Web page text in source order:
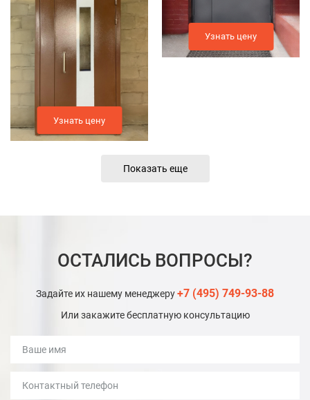
Узнать цену
Узнать цену
Показать еще
ОСТАЛИСЬ ВОПРОСЫ?
Задайте их нашему менеджеру+7 (495) 749-93-88
Или закажите бесплатную консультацию